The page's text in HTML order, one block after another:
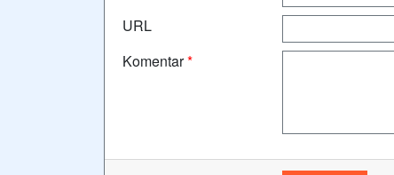
URL
Komentar*